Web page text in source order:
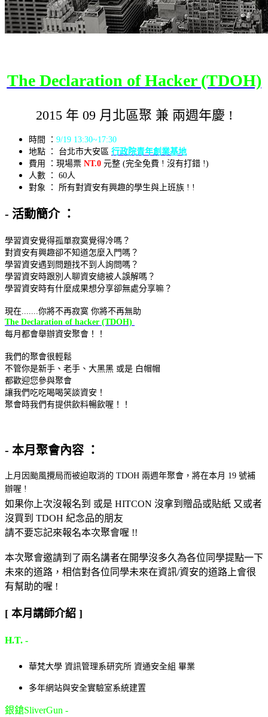
The Declaration of Hacker (TDOH)
2015 年 09 月北區聚 兼 兩週年慶 !
時間 ： 9/19 13:30~17:30
地點 ： 台北市大安區 行政院青年創業基地
費用 ：現場票 NT.0 元整 (完全免費 ! 沒有打錯 !)
人數 ： 60人
對象 ： 所有對資安有興趣的學生與上班族 ! !
- 活動簡介 ：
學習資安覺得孤單寂寞覺得冷嗎？
對資安有興趣卻不知道怎麼入門嗎？
學習資安遇到問題找不到人詢問嗎？
學習資安時跟別人聊資安總被人誤解嗎？
學習資安時有什麼成果想分享卻無處分享嘛？
現在.......你將不再寂寞 你將不再無助
The Declaration of hacker (TDOH)
每月都會舉辦資安聚會！！
我們的聚會很輕鬆
不管你是新手、老手、大黑黑 或是 白帽帽
都歡迎您參與聚會
讓我們吃吃喝喝笑談資安！
聚會時我們有提供飲料暢飲喔！！
- 本月聚會內容 ：
上月因颱風攪局而被迫取消的 TDOH 兩週年聚會，將在本月 19 號補
辦喔 !
如果你上次沒報名到 或是 HITCON 沒拿到贈品或貼紙 又或者
沒買到 TDOH 紀念品的朋友
請不要忘記來報名本次聚會喔 !!
本次聚會邀請到了兩名講者在開學沒多久為各位同學提點一下
未來的道路，相信對各位同學未來在資訊/資安的道路上會很
有幫助的喔 !
[ 本月講師介紹 ]
H.T. -
華梵大學 資訊管理系研究所 資通安全組 畢業
多年網站與安全實驗室系統建置
銀鎗SliverGun -